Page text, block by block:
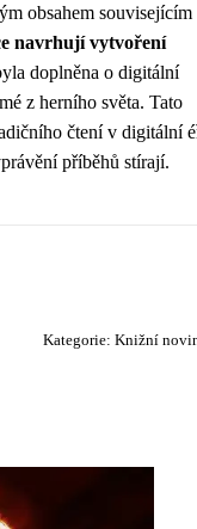
obsahem souvisejícím
navrhují vytvoření
doplněna o digitální
z herního světa. Tato
čtení v digitální
příběhů stírají.
Kategorie: Knižní